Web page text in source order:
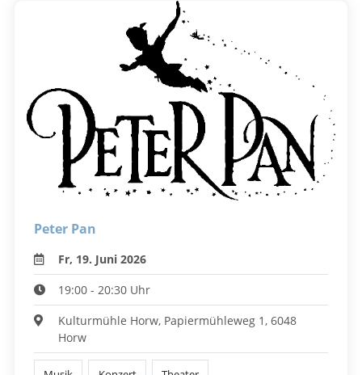
Peter Pan
Fr, 19. Juni 2026
19:00 - 20:30 Uhr
Kulturmühle Horw, Papiermühleweg 1, 6048
Horw